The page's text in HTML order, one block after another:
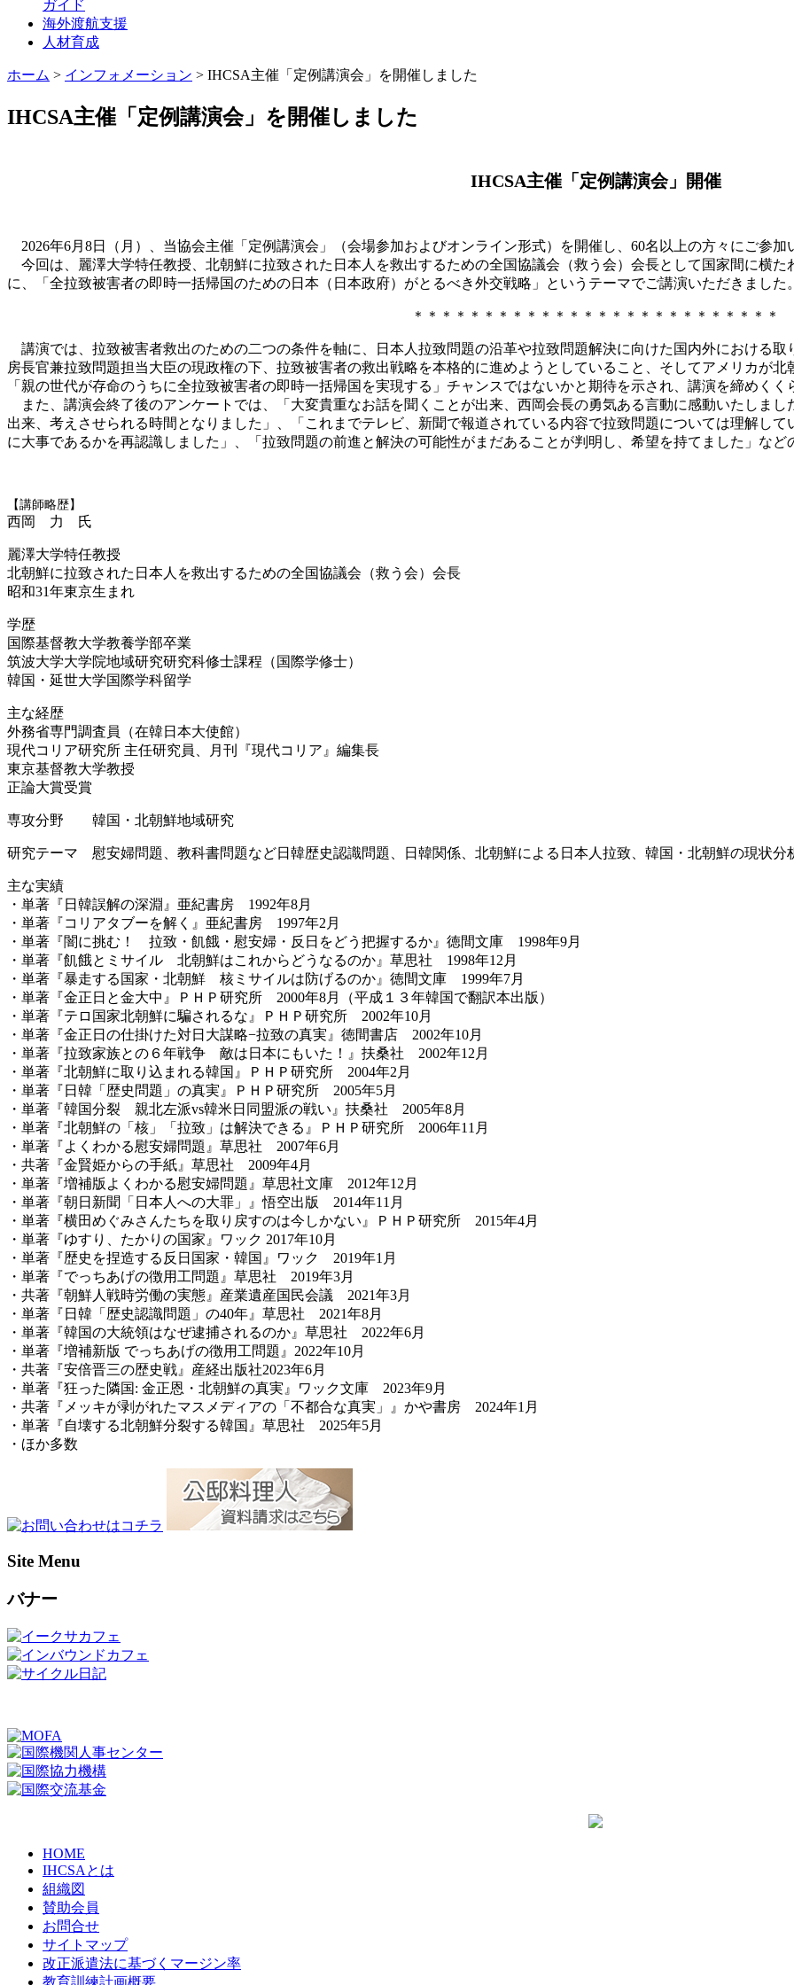
ガイド
海外渡航支援
人材育成
ホーム > インフォメーション > IHCSA主催「定例講演会」を開催しました
IHCSA主催「定例講演会」を開催しました
IHCSA主催「定例講演会」開催
2026年6月8日（月）、当協会主催「定例講演会」（会場参加およびオンライン形式）を開催し、60名以上の方々にご参加
今回は、麗澤大学特任教授、北朝鮮に拉致された日本人を救出するための全国協議会（救う会）会長として国家間に横
に、「全拉致被害者の即時一括帰国のための日本（日本政府）がとるべき外交戦略」というテーマでご講演いただきました
＊＊＊＊＊＊＊＊＊＊＊＊＊＊＊＊＊＊＊＊＊＊＊＊＊＊
講演では、拉致被害者救出のための二つの条件を軸に、日本人拉致問題の沿革や拉致問題解決に向けた国内外における
房長官兼拉致問題担当大臣の現政権の下、拉致被害者の救出戦略を本格的に進めようとしていること、そしてアメリカが
「親の世代が存命のうちに全拉致被害者の即時一括帰国を実現する」チャンスではないかと期待を示され、講演を締めくく
また、講演会終了後のアンケートでは、「大変貴重なお話を聞くことが出来、西岡会長の勇気ある言動に感動いたしま
出来、考えさせられる時間となりました」、「これまでテレビ、新聞で報道されている内容で拉致問題については理解し
に大事であるかを再認識しました」、「拉致問題の前進と解決の可能性がまだあることが判明し、希望を持てました」など
【講師略歴】
西岡 力 氏
麗澤大学特任教授
北朝鮮に拉致された日本人を救出するための全国協議会（救う会）会長
昭和31年東京生まれ
学歴
国際基督教大学教養学部卒業
筑波大学大学院地域研究研究科修士課程（国際学修士）
韓国・延世大学国際学科留学
主な経歴
外務省専門調査員（在韓日本大使館）
現代コリア研究所 主任研究員、月刊『現代コリア』編集長
東京基督教大学教授
正論大賞受賞
専攻分野 韓国・北朝鮮地域研究
研究テーマ 慰安婦問題、教科書問題など日韓歴史認識問題、日韓関係、北朝鮮による日本人拉致、韓国・北朝鮮の現状分
主な実績
・単著『日韓誤解の深淵』亜紀書房 1992年8月
・単著『コリアタブーを解く』亜紀書房 1997年2月
・単著『闇に挑む！ 拉致・飢餓・慰安婦・反日をどう把握するか』徳間文庫 1998年9月
・単著『飢餓とミサイル 北朝鮮はこれからどうなるのか』草思社 1998年12月
・単著『暴走する国家・北朝鮮 核ミサイルは防げるのか』徳間文庫 1999年7月
・単著『金正日と金大中』ＰＨＰ研究所 2000年8月（平成１３年韓国で翻訳本出版）
・単著『テロ国家北朝鮮に騙されるな』ＰＨＰ研究所 2002年10月
・単著『金正日の仕掛けた対日大謀略−拉致の真実』徳間書店 2002年10月
・単著『拉致家族との６年戦争 敵は日本にもいた！』扶桑社 2002年12月
・単著『北朝鮮に取り込まれる韓国』ＰＨＰ研究所 2004年2月
・単著『日韓「歴史問題」の真実』ＰＨＰ研究所 2005年5月
・単著『韓国分裂 親北左派vs韓米日同盟派の戦い』扶桑社 2005年8月
・単著『北朝鮮の「核」「拉致」は解決できる』ＰＨＰ研究所 2006年11月
・単著『よくわかる慰安婦問題』草思社 2007年6月
・共著『金賢姫からの手紙』草思社 2009年4月
・単著『増補版よくわかる慰安婦問題』草思社文庫 2012年12月
・単著『朝日新聞「日本人への大罪」』悟空出版 2014年11月
・単著『横田めぐみさんたちを取り戻すのは今しかない』ＰＨＰ研究所 2015年4月
・単著『ゆすり、たかりの国家』ワック 2017年10月
・単著『歴史を捏造する反日国家・韓国』ワック 2019年1月
・単著『でっちあげの徴用工問題』草思社 2019年3月
・共著『朝鮮人戦時労働の実態』産業遺産国民会議 2021年3月
・単著『日韓「歴史認識問題」の40年』草思社 2021年8月
・単著『韓国の大統領はなぜ逮捕されるのか』草思社 2022年6月
・単著『増補新版 でっちあげの徴用工問題』2022年10月
・共著『安倍晋三の歴史戦』産経出版社2023年6月
・単著『狂った隣国: 金正恩・北朝鮮の真実』ワック文庫 2023年9月
・共著『メッキが剥がれたマスメディアの「不都合な真実」』かや書房 2024年1月
・単著『自壊する北朝鮮分裂する韓国』草思社 2025年5月
・ほか多数
Site Menu
バナー
HOME
IHCSAとは
組織図
賛助会員
お問合せ
サイトマップ
改正派遣法に基づくマージン率
教育訓練計画概要